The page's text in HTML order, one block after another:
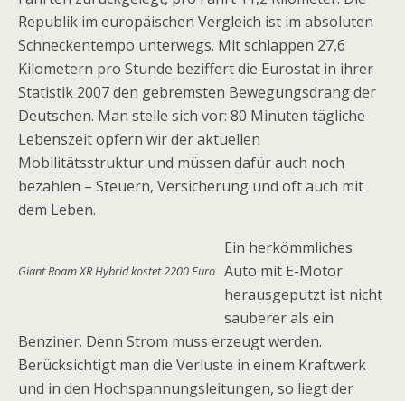
Republik im europäischen Vergleich ist im absoluten
Schneckentempo unterwegs. Mit schlappen 27,6
Kilometern pro Stunde beziffert die Eurostat in ihrer
Statistik 2007 den gebremsten Bewegungsdrang der
Deutschen. Man stelle sich vor: 80 Minuten tägliche
Lebenszeit opfern wir der aktuellen
Mobilitätsstruktur und müssen dafür auch noch
bezahlen – Steuern, Versicherung und oft auch mit
dem Leben.
Giant Roam XR Hybrid kostet 2200 Euro
Ein herkömmliches
Auto mit E-Motor
herausgeputzt ist nicht
sauberer als ein
Benziner. Denn Strom muss erzeugt werden.
Berücksichtigt man die Verluste in einem Kraftwerk
und in den Hochspannungsleitungen, so liegt der